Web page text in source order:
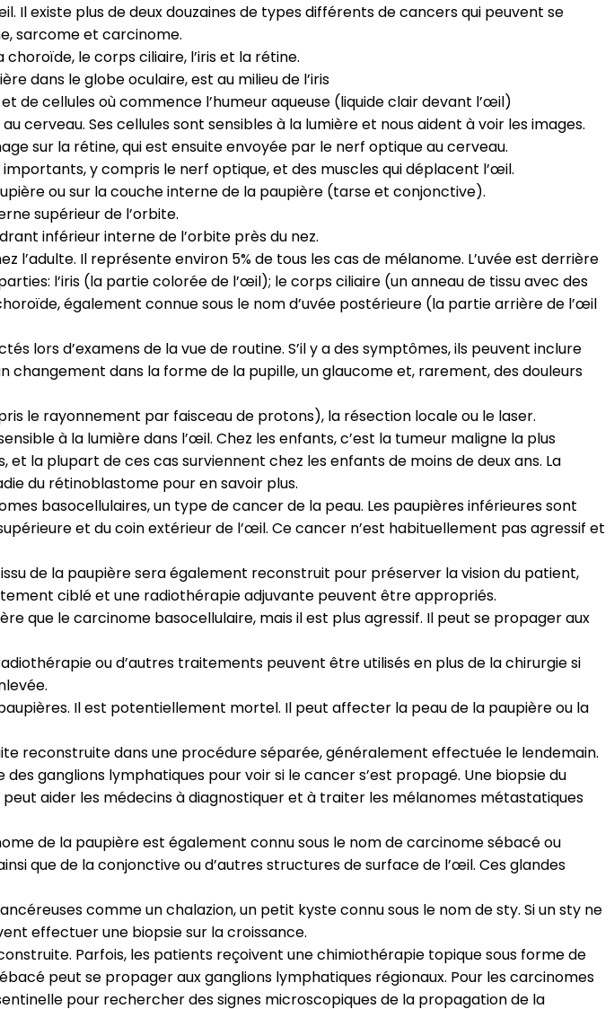
Il existe plus de deux douzaines de types différents de cancers qui peuvent se
sarcome et carcinome.
le corps ciliaire, l’iris et la rétine.
dans le globe oculaire, est au milieu de l’iris
de cellules où commence l’humeur aqueuse (liquide clair devant l’œil)
cerveau. Ses cellules sont sensibles à la lumière et nous aident à voir les images.
sur la rétine, qui est ensuite envoyée par le nerf optique au cerveau.
y compris le nerf optique, et des muscles qui déplacent l’œil.
ou sur la couche interne de la paupière (tarse et conjonctive).
supérieur de l’orbite.
inférieur interne de l’orbite près du nez.
l’adulte. Il représente environ 5% de tous les cas de mélanome. L’uvée est derrière
l’iris (la partie colorée de l’œil); le corps ciliaire (un anneau de tissu avec des
également connue sous le nom d’uvée postérieure (la partie arrière de l’œil
lors d’examens de la vue de routine. S’il y a des symptômes, ils peuvent inclure
changement dans la forme de la pupille, un glaucome et, rarement, des douleurs
le rayonnement par faisceau de protons), la résection locale ou le laser.
à la lumière dans l’œil. Chez les enfants, c’est la tumeur maligne la plus
la plupart de ces cas surviennent chez les enfants de moins de deux ans. La
du rétinoblastome pour en savoir plus.
basocellulaires, un type de cancer de la peau. Les paupières inférieures sont
et du coin extérieur de l’œil. Ce cancer n’est habituellement pas agressif et
de la paupière sera également reconstruit pour préserver la vision du patient,
ciblé et une radiothérapie adjuvante peuvent être appropriés.
que le carcinome basocellulaire, mais il est plus agressif. Il peut se propager aux
ou d’autres traitements peuvent être utilisés en plus de la chirurgie si
Il est potentiellement mortel. Il peut affecter la peau de la paupière ou la
reconstruite dans une procédure séparée, généralement effectuée le lendemain.
ganglions lymphatiques pour voir si le cancer s’est propagé. Une biopsie du
aider les médecins à diagnostiquer et à traiter les mélanomes métastatiques
de la paupière est également connu sous le nom de carcinome sébacé ou
que de la conjonctive ou d’autres structures de surface de l’œil. Ces glandes
comme un chalazion, un petit kyste connu sous le nom de sty. Si un sty ne
effectuer une biopsie sur la croissance.
Parfois, les patients reçoivent une chimiothérapie topique sous forme de
peut se propager aux ganglions lymphatiques régionaux. Pour les carcinomes
pour rechercher des signes microscopiques de la propagation de la